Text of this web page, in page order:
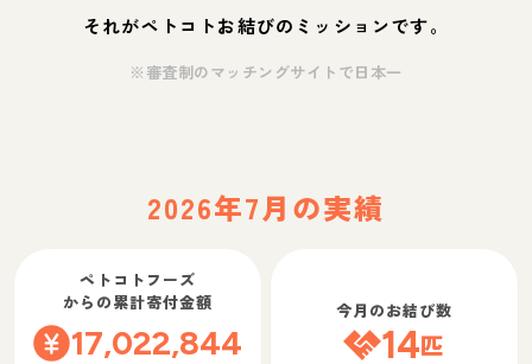
それがペトコトお結びのミッションです。
※審査制のマッチングサイトで日本一
2026年7月の実績
ペトコトフーズ
からの累計寄付金額
17,022,844
今月のお結び数
14匹